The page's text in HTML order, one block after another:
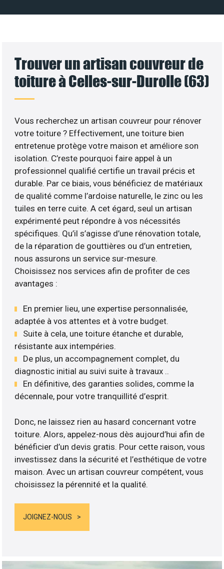
Trouver un artisan couvreur de
toiture à Celles-sur-Durolle (63)
Vous recherchez un artisan couvreur pour rénover
votre toiture ? Effectivement, une toiture bien
entretenue protège votre maison et améliore son
isolation. C’reste pourquoi faire appel à un
professionnel qualifié certifie un travail précis et
durable. Par ce biais, vous bénéficiez de matériaux
de qualité comme l’ardoise naturelle, le zinc ou les
tuiles en terre cuite. A cet égard, seul un artisan
expérimenté peut répondre à vos nécessités
spécifiques. Qu’il s’agisse d’une rénovation totale,
de la réparation de gouttières ou d’un entretien,
nous assurons un service sur-mesure.
Choisissez nos services afin de profiter de ces
avantages :
En premier lieu, une expertise personnalisée,
adaptée à vos attentes et à votre budget.
Suite à cela, une toiture étanche et durable,
résistante aux intempéries.
De plus, un accompagnement complet, du
diagnostic initial au suivi suite à travaux ..
En définitive, des garanties solides, comme la
décennale, pour votre tranquillité d’esprit.
Donc, ne laissez rien au hasard concernant votre
toiture. Alors, appelez-nous dès aujourd’hui afin de
bénéficier d’un devis gratis. Pour cette raison, vous
investissez dans la sécurité et l’esthétique de votre
maison. Avec un artisan couvreur compétent, vous
choisissez la pérennité et la qualité.
JOIGNEZ-NOUS